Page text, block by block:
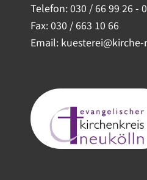
Telefon:030 / 66 99 26 - 0
Fax: 030 / 663 10 66
Email: